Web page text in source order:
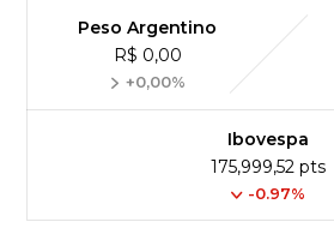
Peso Argentino
R$ 0,00
+0,00%
Ibovespa
175,999,52 pts
-0.97%